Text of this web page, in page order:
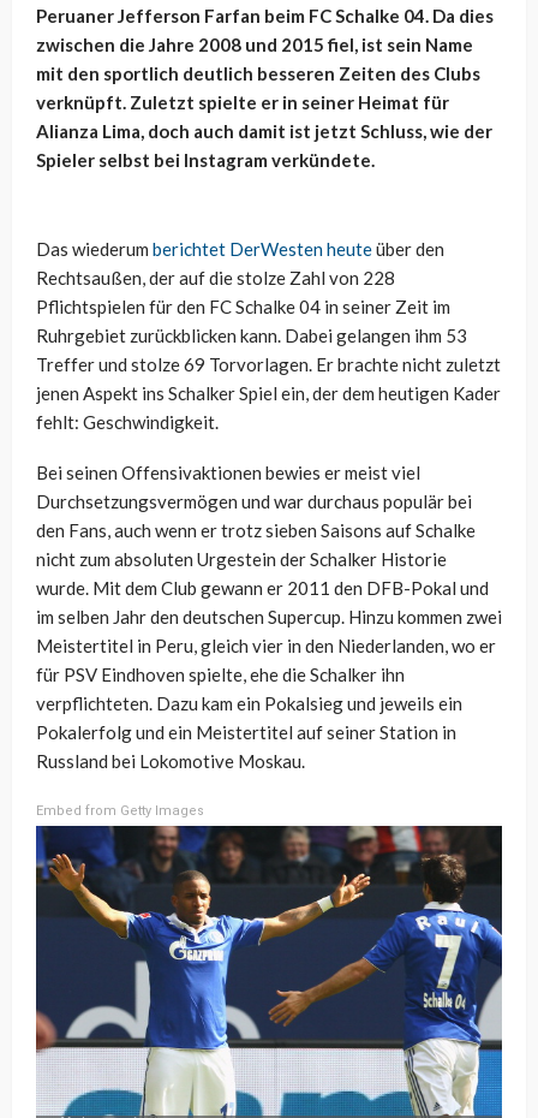
Peruaner Jefferson Farfan beim FC Schalke 04. Da dies
zwischen die Jahre 2008 und 2015 fiel, ist sein Name
mit den sportlich deutlich besseren Zeiten des Clubs
verknüpft. Zuletzt spielte er in seiner Heimat für
Alianza Lima, doch auch damit ist jetzt Schluss, wie der
Spieler selbst bei Instagram verkündete.
Das wiederum berichtet DerWesten heuteüber den
Rechtsaußen, der auf die stolze Zahl von 228
Pflichtspielen für den FC Schalke 04 in seiner Zeit im
Ruhrgebiet zurückblicken kann. Dabei gelangen ihm 53
Treffer und stolze 69 Torvorlagen. Er brachte nicht zuletzt
jenen Aspekt ins Schalker Spiel ein, der dem heutigen Kader
fehlt: Geschwindigkeit.
Bei seinen Offensivaktionen bewies er meist viel
Durchsetzungsvermögen und war durchaus populär bei
den Fans, auch wenn er trotz sieben Saisons auf Schalke
nicht zum absoluten Urgestein der Schalker Historie
wurde. Mit dem Club gewann er 2011 den DFB-Pokal und
im selben Jahr den deutschen Supercup. Hinzu kommen zwei
Meistertitel in Peru, gleich vier in den Niederlanden, wo er
für PSV Eindhoven spielte, ehe die Schalker ihn
verpflichteten. Dazu kam ein Pokalsieg und jeweils ein
Pokalerfolg und ein Meistertitel auf seiner Station in
Russland bei Lokomotive Moskau.
Embed from Getty Images